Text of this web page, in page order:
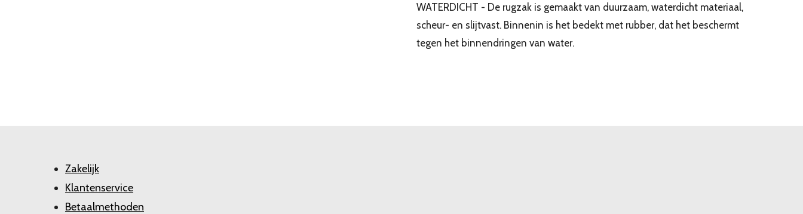
WATERDICHT - De rugzak is gemaakt van duurzaam, waterdicht materiaal,
scheur- en slijtvast. Binnenin is het bedekt met rubber, dat het beschermt
tegen het binnendringen van water.
Zakelijk
Klantenservice
Betaalmethoden